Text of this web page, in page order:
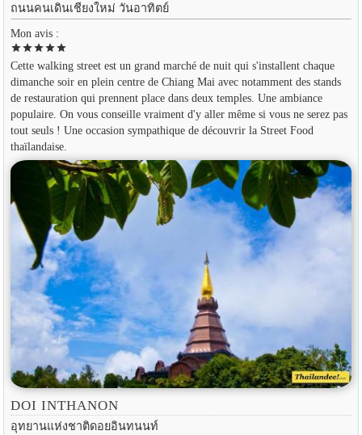
ถนนคนเดินเชียงใหม่ วันอาทิตย์
Mon avis :
starstarstarstarstar
Cette walking street est un grand marché de nuit qui s'installent chaque
dimanche soir en plein centre de Chiang Mai avec notamment des stands
de restauration qui prennent place dans deux temples. Une ambiance
populaire. On vous conseille vraiment d'y aller même si vous ne serez pas
tout seuls ! Une occasion sympathique de découvrir la Street Food
thaïlandaise.
DOI INTHANON
อุทยานแห่งชาติดอยอินทนนท์